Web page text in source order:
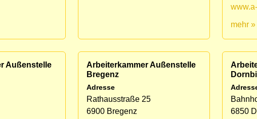
mehr »
Außenstelle
Arbeiterkammer Außenstelle
Bregenz
Adresse
Rathausstraße 25
6900 Bregenz
6850